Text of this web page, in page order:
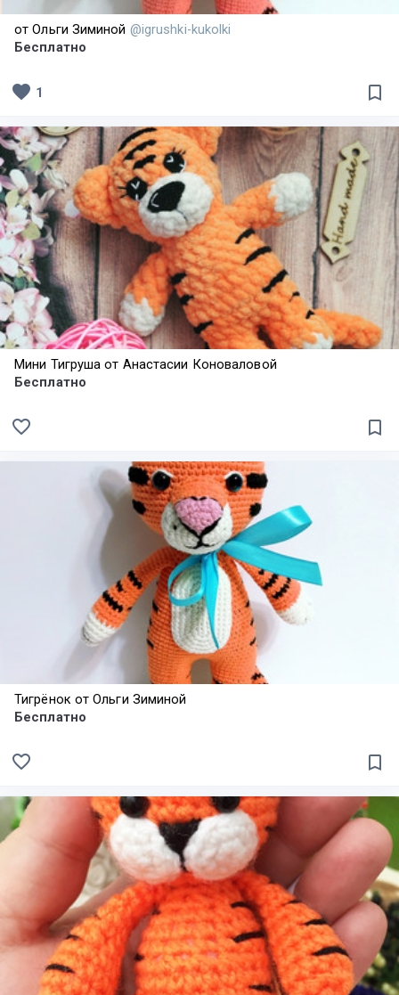
от Ольги Зиминой @igrushki-kukolki
Бесплатно
bookmark_border
favorite 1
Мини Тигруша от Анастасии Коноваловой
Бесплатно
bookmark_border
favorite_border
Тигрёнок от Ольги Зиминой
Бесплатно
bookmark_border
favorite_border